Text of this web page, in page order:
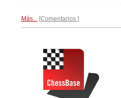
Más... Comentarios